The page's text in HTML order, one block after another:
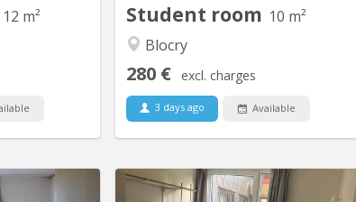
12 m²
Student room 10 m²
Blocry
280 € excl. charges
3 days ago Available
KV 1405 KV 2256